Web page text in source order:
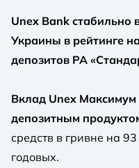
Unex Bank стабильно
Украины в рейтинге
депозитов РА
Вклад Unex Максимум
депозитным
средств в гривне на
годовых.